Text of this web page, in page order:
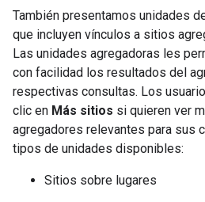
También presentamos unidades
que incluyen vínculos a sitios
Las unidades agregadoras les
con facilidad los resultados del
respectivas consultas. Los
clic en Más sitios si quieren ver
agregadores relevantes para sus
tipos de unidades disponibles:
Sitios sobre lugares